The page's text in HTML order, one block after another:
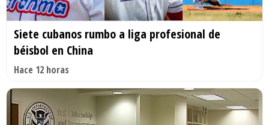
Siete cubanos rumbo a liga profesional de
béisbol en China
Hace 12 horas